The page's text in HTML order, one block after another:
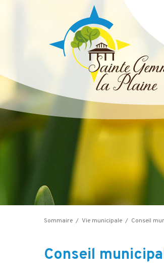
Sommaire / Vie municipale / Conseil
Conseil